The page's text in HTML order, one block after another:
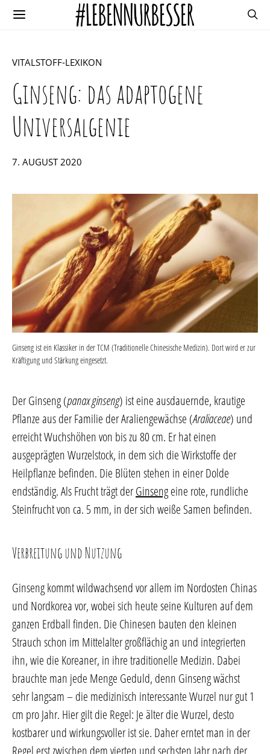
VITALSTOFF-LEXIKON
Ginseng: das adaptogene
Universalgenie
POSTED
7. AUGUST 2020
Ginseng ist ein Klassiker in der TCM (Traditionelle Chinesische Medizin). Dort wird er zur
Kräftigung und Stärkung eingesetzt.
Der Ginseng (panax ginseng) ist eine ausdauernde, krautige
Pflanze aus der Familie der Araliengewächse (Araliaceae) und
erreicht Wuchshöhen von bis zu 80 cm. Er hat einen
ausgeprägten Wurzelstock, in dem sich die Wirkstoffe der
Heilpflanze befinden. Die Blüten stehen in einer Dolde
endständig. Als Frucht trägt derGinsengeine rote, rundliche
Steinfrucht von ca. 5 mm, in der sich weiße Samen befinden.
Verbreitung und Nutzung
Ginseng kommt wildwachsend vor allem im Nordosten Chinas
und Nordkorea vor, wobei sich heute seine Kulturen auf dem
ganzen Erdball finden. Die Chinesen bauten den kleinen
Strauch schon im Mittelalter großflächig an und integrierten
ihn, wie die Koreaner, in ihre traditionelle Medizin. Dabei
brauchte man jede Menge Geduld, denn Ginseng wächst
sehr langsam – die medizinisch interessante Wurzel nur gut 1
cm pro Jahr. Hier gilt die Regel: Je älter die Wurzel, desto
kostbarer und wirkungsvoller ist sie. Daher erntet man in der
Regel erst zwischen dem vierten und sechsten Jahr nach der